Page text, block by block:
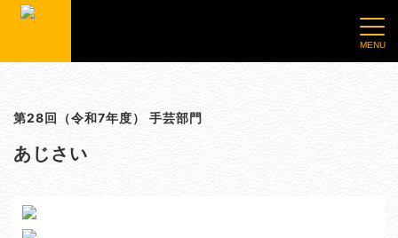
第28回（令和7年度） 手芸部門
あじさい